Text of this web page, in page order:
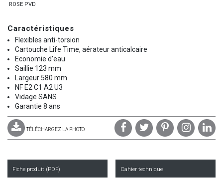
ROSE PVD
Caractéristiques
Flexibles anti-torsion
Cartouche Life Time, aérateur anticalcaire
Economie d'eau
Saillie 123 mm
Largeur 580 mm
NF E2 C1 A2 U3
Vidage SANS
Garantie 8 ans
TÉLÉCHARGEZ LA PHOTO
Fiche produit (PDF) Cahier technique